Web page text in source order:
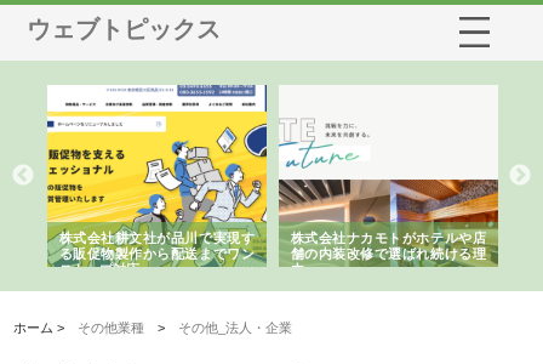
ウェブトピックス
株式会社耕文社が品川で実現す
る販促物製作から配送までワン
ストップ対応
株式会社ナカモトがホテルや店
舗の内装改修で選ばれ続ける理
由
ホーム > その他業種 > その他_法人・企業